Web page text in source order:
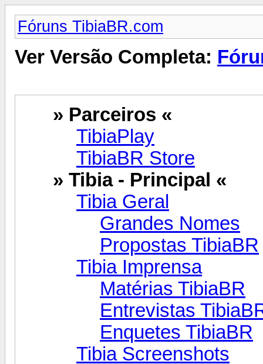
Fóruns TibiaBR.com
Ver Versão Completa:
» Parceiros «
TibiaPlay
TibiaBR Store
» Tibia - Principal «
Tibia Geral
Grandes Nomes
Propostas TibiaBR
Tibia Imprensa
Matérias TibiaBR
Entrevistas
Enquetes TibiaBR
Tibia Screenshots